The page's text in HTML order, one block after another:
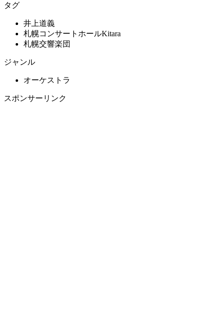
タグ
井上道義
札幌コンサートホールKitara
札幌交響楽団
ジャンル
オーケストラ
スポンサーリンク